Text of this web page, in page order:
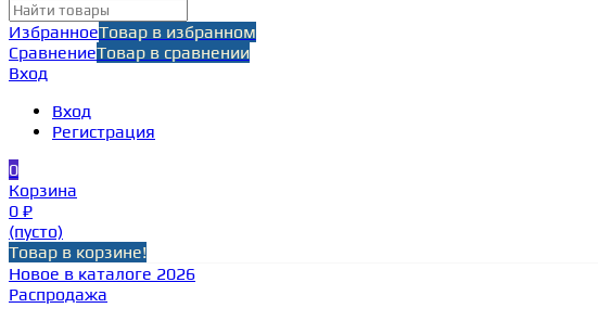
ИзбранноеТовар в избранном
СравнениеТовар в сравнении
Вход
Вход
Регистрация
0
Корзина
0 ₽
(пусто)
Товар в корзине!
Новое в каталоге 2026
Распродажа